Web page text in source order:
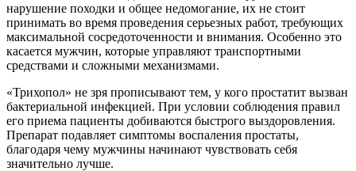
нарушение походки и общее недомогание, их не стоит
принимать во время проведения серьезных работ, требующих
максимальной сосредоточенности и внимания. Особенно это
касается мужчин, которые управляют транспортными
средствами и сложными механизмами.
«Трихопол» не зря прописывают тем, у кого простатит вызван
бактериальной инфекцией. При условии соблюдения правил
его приема пациенты добиваются быстрого выздоровления.
Препарат подавляет симптомы воспаления простаты,
благодаря чему мужчины начинают чувствовать себя
значительно лучше.